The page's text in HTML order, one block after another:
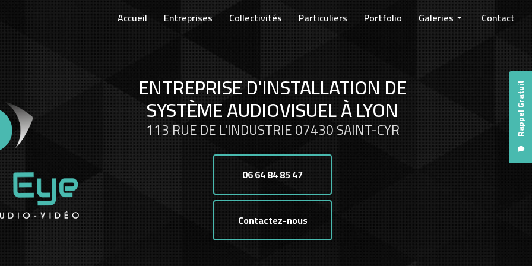
Rappel Gratuit
Accueil Entreprises Collectivités Particuliers Portfolio Galeries
Entreprises
Collectivités
Particuliers
Contact
ENTREPRISE D'INSTALLATION DE
SYSTÈME AUDIOVISUEL À LYON
113 RUE DE L'INDUSTRIE 07430 SAINT-CYR
06 64 84 85 47
Contactez-nous